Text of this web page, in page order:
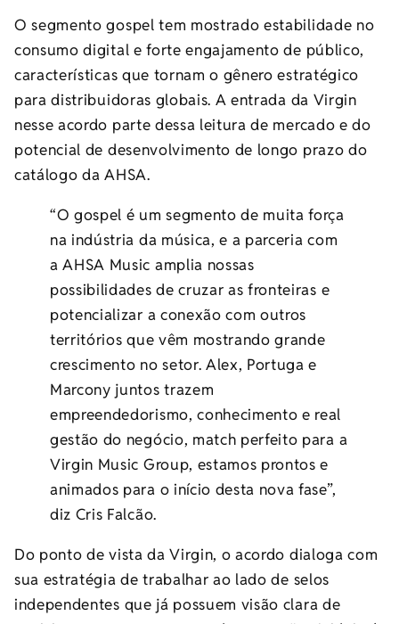
O segmento gospel tem mostrado estabilidade no
consumo digital e forte engajamento de público,
características que tornam o gênero estratégico
para distribuidoras globais. A entrada da Virgin
nesse acordo parte dessa leitura de mercado e do
potencial de desenvolvimento de longo prazo do
catálogo da AHSA.
“O gospel é um segmento de muita força
na indústria da música, e a parceria com
a AHSA Music amplia nossas
possibilidades de cruzar as fronteiras e
potencializar a conexão com outros
territórios que vêm mostrando grande
crescimento no setor. Alex, Portuga e
Marcony juntos trazem
empreendedorismo, conhecimento e real
gestão do negócio, match perfeito para a
Virgin Music Group, estamos prontos e
animados para o início desta nova fase”,
diz Cris Falcão.
Do ponto de vista da Virgin, o acordo dialoga com
sua estratégia de trabalhar ao lado de selos
independentes que já possuem visão clara de